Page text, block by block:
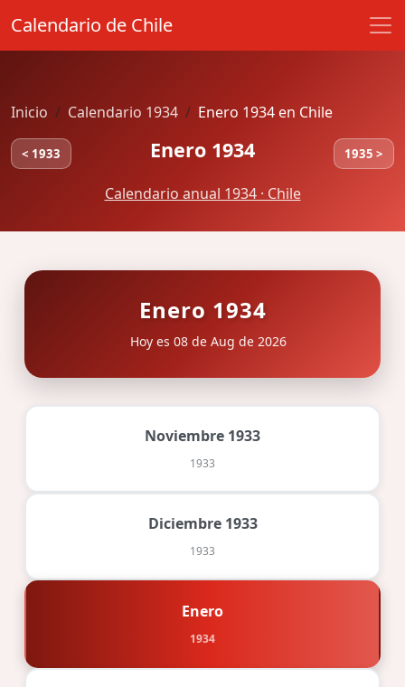
Calendario de Chile
Inicio Calendario 1934 Enero 1934 en Chile
< 1933 Enero 1934 1935 >
Calendario anual 1934 · Chile
Enero 1934
Hoy es 08 de Aug de 2026
Noviembre 1933
1933
Diciembre 1933
1933
Enero
1934